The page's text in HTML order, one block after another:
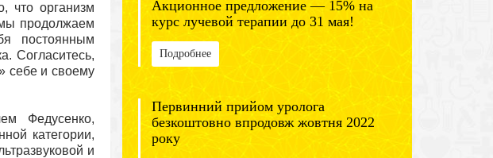
что организм
продолжаем
постоянным
Согласитесь,
себе и своему
Федусенко,
категории,
и
Акционное предложение — 15% на
курс лучевой терапии до 31 мая!
Подробнее
Первинний прийом уролога
безкоштовно впродовж жовтня 2022
року